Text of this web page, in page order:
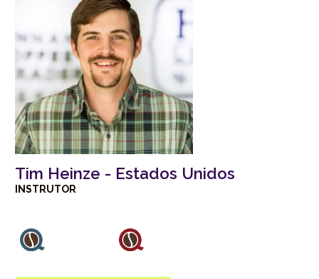
Tim Heinze - Estados Unidos
INSTRUTOR